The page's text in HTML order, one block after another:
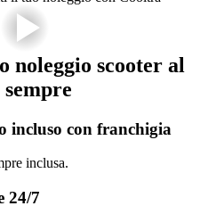
noleggio scooter al
incluso con franchigia
inclusa.
24/7